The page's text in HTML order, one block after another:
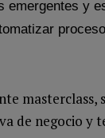
emergentes y
de negocio y